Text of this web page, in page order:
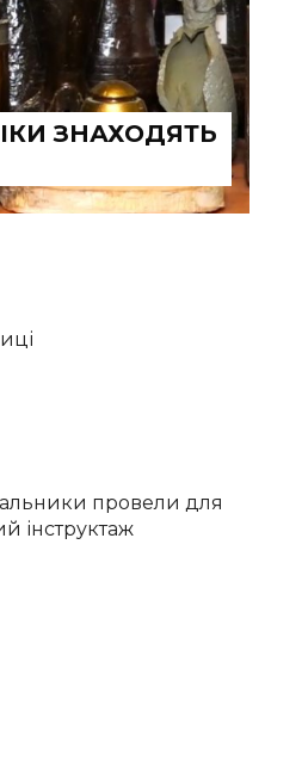
ЗНАХОДЯТЬ
провели для
інструктаж